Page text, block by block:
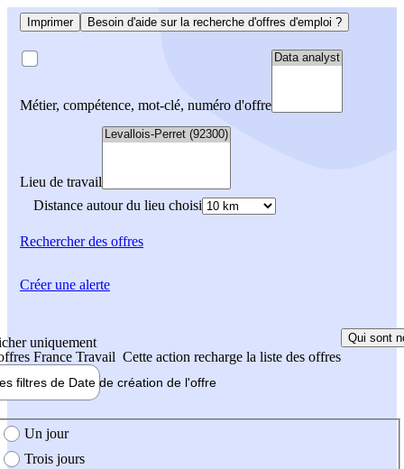
Imprimer Besoin d'aide sur la recherche d'offres d'emploi ?
Métier, compétence, mot-clé, numéro d'offre
Lieu de travail
Distance autour du lieu choisi
Rechercherdes offres
uniquement
France Travail Cette action recharge la liste des offres
Qui sont
filtres de Date de création de l'offre
création de l'offre
Un jour
Trois jours
Créer une alerte